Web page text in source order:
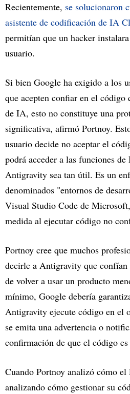
Recientemente, se solucionaron
asistente de codificación de IA
permitían que un hacker
usuario.
Si bien Google ha exigido a los
que acepten confiar en el código
de IA, esto no constituye una
significativa, afirmó Portnoy.
usuario decide no aceptar el
podrá acceder a las funciones
Antigravity sea tan útil. Es un
denominados "entornos de
Visual Studio Code de
medida al ejecutar código no
Portnoy cree que muchos
decirle a Antigravity que confían
de volver a usar un producto
mínimo, Google debería
Antigravity ejecute código en el
se emita una advertencia o
confirmación de que el código
Cuando Portnoy analizó cómo
analizando cómo gestionar su